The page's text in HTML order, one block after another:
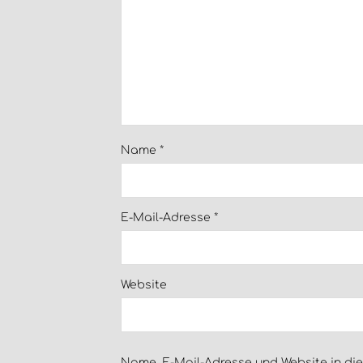
Name*
E-Mail-Adresse*
Website